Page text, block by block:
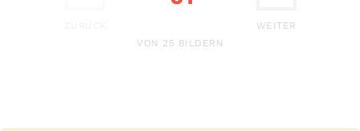
WEITER
VON 25 BILDERN